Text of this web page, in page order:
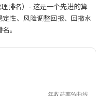
排名）- 这是一个先进的算
性、风险调整回报、回撤水
。
年收益率%曲线